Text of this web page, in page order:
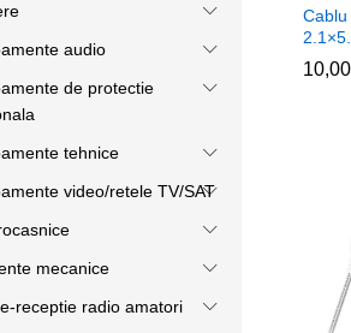
Cablu
10,00
10,00
audio
de protectie
tehnice
video/retele TV/SAT
mecanice
receptie radio amatori